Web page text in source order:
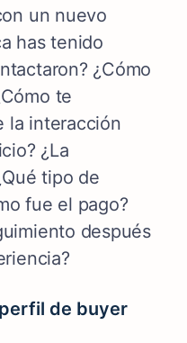
un nuevo
has tenido
¿Cómo
te
la interacción
¿La
tipo de
fue el pago?
después
de buyer